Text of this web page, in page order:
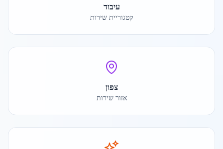
עיבוד
קטגוריית שירות
צפון
אזור שירות